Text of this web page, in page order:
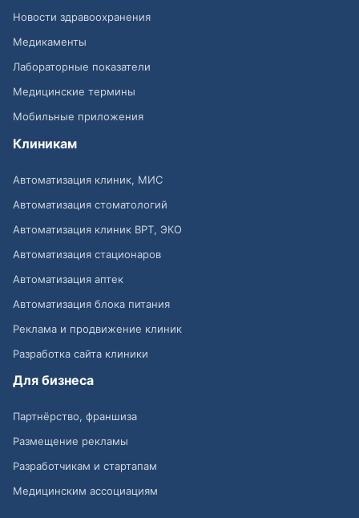
Новости здравоохранения
Медикаменты
Лабораторные показатели
Медицинские термины
Мобильные приложения
Клиникам
Автоматизация клиник, МИС
Автоматизация стоматологий
Автоматизация клиник ВРТ, ЭКО
Автоматизация стационаров
Автоматизация аптек
Автоматизация блока питания
Реклама и продвижение клиник
Разработка сайта клиники
Для бизнеса
Партнёрство, франшиза
Размещение рекламы
Разработчикам и стартапам
Медицинским ассоциациям